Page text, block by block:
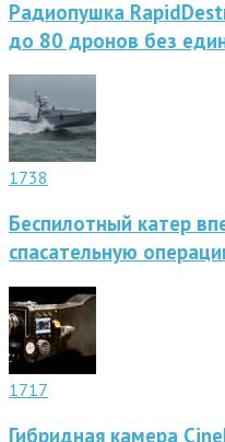
Радиопушка
до 80 дронов без
1738
Беспилотный катер
спасательную
1717
Гибридная камера